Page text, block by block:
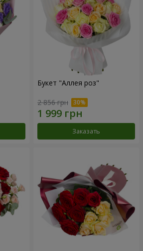
Букет "Аллея роз"
2 856 грн
Заказать